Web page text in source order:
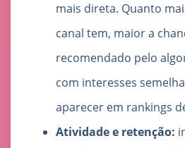
mais direta. Quanto
canal tem, maior a
recomendado pelo
com interesses
aparecer em rankings
Atividade e retenção: